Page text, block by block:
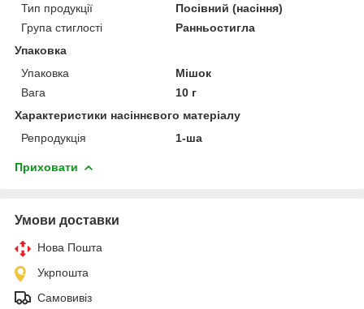
Тип продукції
Посівний (насіння)
Група стиглості
Ранньостигла
Упаковка
Упаковка
Мішок
Вага
10 г
Характеристики насіннєвого матеріалу
Репродукція
1-ша
Приховати
Умови доставки
Нова Пошта
Укрпошта
Самовивіз